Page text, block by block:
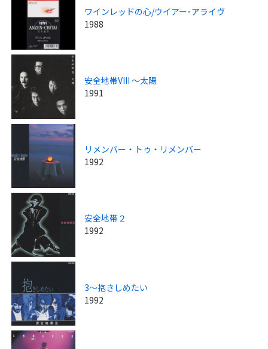
ワインレッドの心/ウイアー･アライヴ
1988
安全地帯VIII ～太陽
1991
リメンバー・トゥ・リメンバー
1992
安全地帯２
1992
3～抱きしめたい
1992